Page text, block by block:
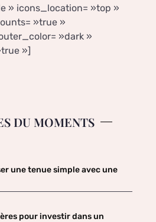
» icons_location= »top »
»true »
»dark »
»]
DU MOMENTS
une tenue simple avec une
pour investir dans un